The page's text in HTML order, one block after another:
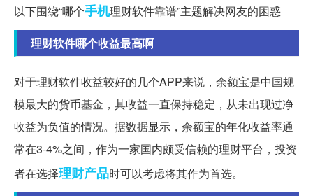
以下围绕“哪个手机理财软件靠谱”主题解决网友的困惑
理财软件哪个收益最高啊
对于理财软件收益较好的几个APP来说，余额宝是中国规
模最大的货币基金，其收益一直保持稳定，从未出现过净
收益为负值的情况。据数据显示，余额宝的年化收益率通
常在3-4%之间，作为一家国内颇受信赖的理财平台，投资
者在选择理财产品时可以考虑将其作为首选。